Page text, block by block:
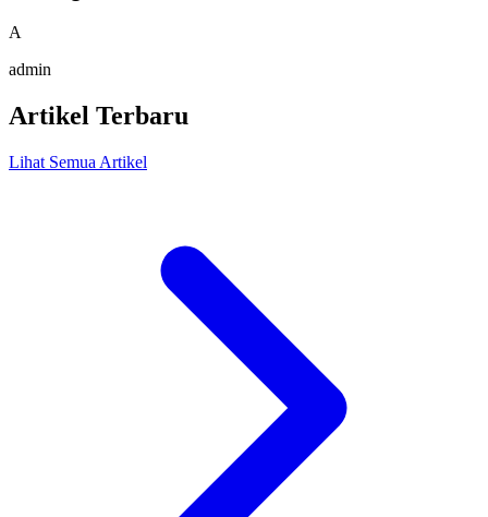
A
admin
Artikel Terbaru
Lihat Semua Artikel